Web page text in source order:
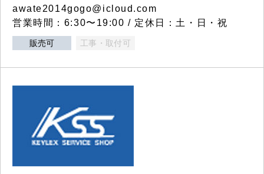
awate2014gogo@icloud.com
営業時間：6:30〜19:00 / 定休日：土・日・祝
販売可 工事・取付可